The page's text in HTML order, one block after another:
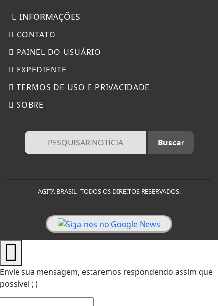
INFORMAÇÕES
CONTATO
PAINEL DO USUÁRIO
EXPEDIENTE
TERMOS DE USO E PRIVACIDADE
SOBRE
AGITA BRASIL- TODOS OS DIREITOS RESERVADOS.
Envie sua mensagem, estaremos respondendo assim que
possível ; )